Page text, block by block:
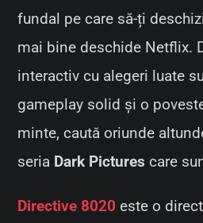
fundal pe care să-ți
mai bine deschide Netflix.
interactiv cu alegeri luate
gameplay solid și o
minte, caută oriunde
seria Dark Pictures care
Directive 8020 este o